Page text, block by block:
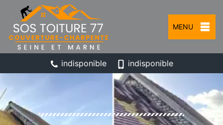
MENU
indisponible indisponible